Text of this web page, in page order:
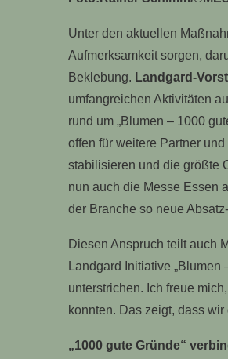
Unter den aktuellen
Aufmerksamkeit sorgen,
Beklebung. Landgard-
umfangreichen Aktivitäten
rund um „Blumen – 1000
offen für weitere Partner
stabilisieren und die größte
nun auch die Messe Essen
der Branche so neue
Diesen Anspruch teilt auch
Landgard Initiative
unterstrichen. Ich freue
konnten. Das zeigt, dass
„1000 gute Gründe“